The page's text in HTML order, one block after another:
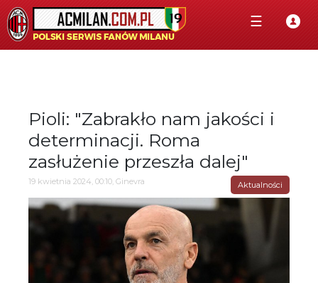
☰
Pioli: "Zabrakło nam jakości i
determinacji. Roma
zasłużenie przeszła dalej"
19 kwietnia 2024, 00:10, Ginevra Aktualności